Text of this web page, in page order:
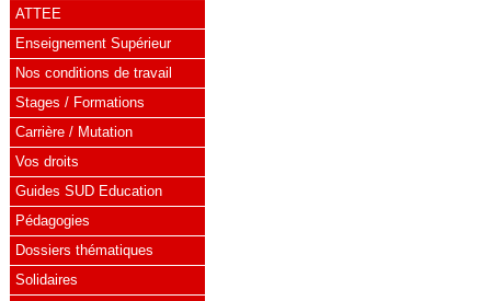
ATTEE
Enseignement Supérieur
Nos conditions de travail
Stages / Formations
Carrière / Mutation
Vos droits
Guides SUD Education
Pédagogies
Dossiers thématiques
Solidaires